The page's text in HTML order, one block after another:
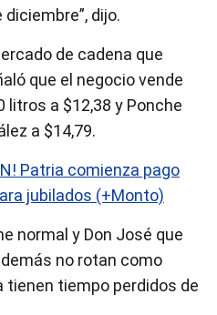
dijo.
de cadena que
que el negocio vende
litros a $12,38 y Ponche
a $14,79.
Patria comienza pago
jubilados (+Monto)
normal y Don José que
no rotan como
tienen tiempo perdidos de